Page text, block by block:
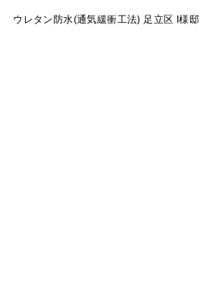
ウレタン防水(通気緩衝工法) 足立区 I様邸